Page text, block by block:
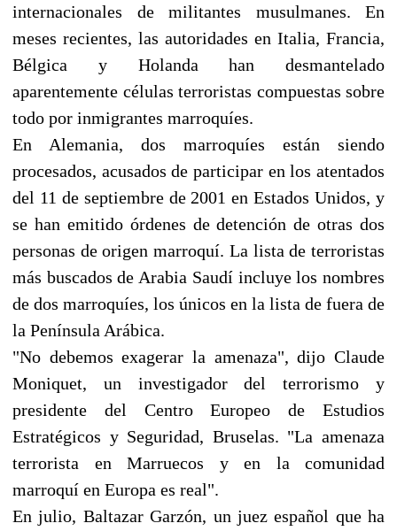
internacionales de militantes musulmanes. En
meses recientes, las autoridades en Italia, Francia,
Bélgica y Holanda han desmantelado
aparentemente células terroristas compuestas sobre
todo por inmigrantes marroquíes.
En Alemania, dos marroquíes están siendo
procesados, acusados de participar en los atentados
del 11 de septiembre de 2001 en Estados Unidos, y
se han emitido órdenes de detención de otras dos
personas de origen marroquí. La lista de terroristas
más buscados de Arabia Saudí incluye los nombres
de dos marroquíes, los únicos en la lista de fuera de
la Península Arábica.
"No debemos exagerar la amenaza", dijo Claude
Moniquet, un investigador del terrorismo y
presidente del Centro Europeo de Estudios
Estratégicos y Seguridad, Bruselas. "La amenaza
terrorista en Marruecos y en la comunidad
marroquí en Europa es real".
En julio, Baltazar Garzón, un juez español que ha